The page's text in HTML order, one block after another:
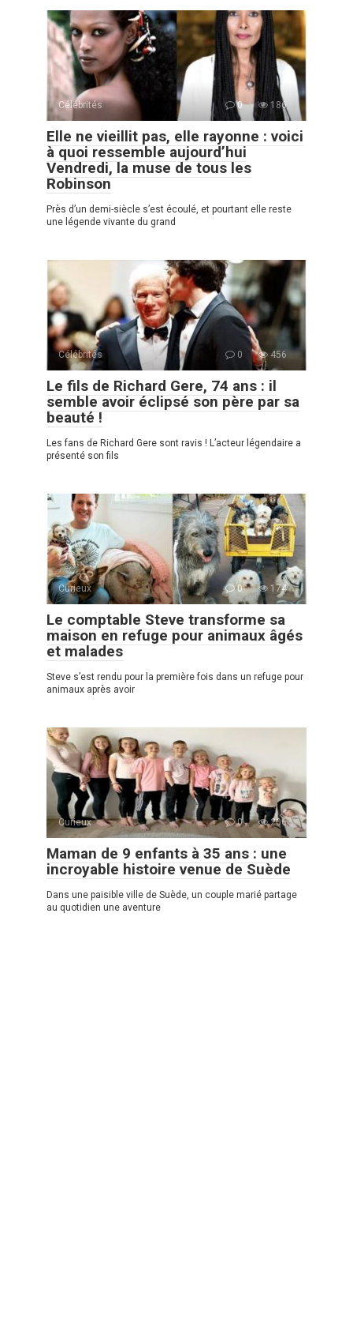
Célébrités 0 186
Elle ne vieillit pas, elle rayonne : voici
à quoi ressemble aujourd’hui
Vendredi, la muse de tous les
Robinson
Près d’un demi-siècle s’est écoulé, et pourtant elle reste
une légende vivante du grand
Célébrités 0 456
Le fils de Richard Gere, 74 ans : il
semble avoir éclipsé son père par sa
beauté !
Les fans de Richard Gere sont ravis ! L’acteur légendaire a
présenté son fils
Curieux 0 174
Le comptable Steve transforme sa
maison en refuge pour animaux âgés
et malades
Steve s’est rendu pour la première fois dans un refuge pour
animaux après avoir
Curieux 0 206
Maman de 9 enfants à 35 ans : une
incroyable histoire venue de Suède
Dans une paisible ville de Suède, un couple marié partage
au quotidien une aventure